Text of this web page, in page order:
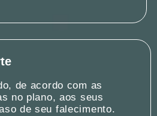
de acordo com as
no plano, aos seus
de seu falecimento.